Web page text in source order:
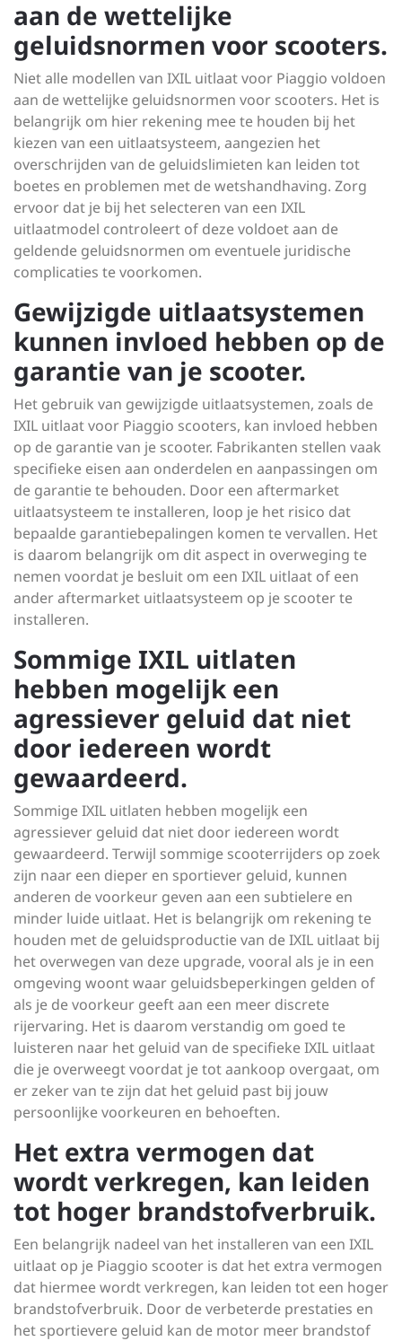
aan de wettelijke
geluidsnormen voor scooters.
Niet alle modellen van IXIL uitlaat voor Piaggio voldoen
aan de wettelijke geluidsnormen voor scooters. Het is
belangrijk om hier rekening mee te houden bij het
kiezen van een uitlaatsysteem, aangezien het
overschrijden van de geluidslimieten kan leiden tot
boetes en problemen met de wetshandhaving. Zorg
ervoor dat je bij het selecteren van een IXIL
uitlaatmodel controleert of deze voldoet aan de
geldende geluidsnormen om eventuele juridische
complicaties te voorkomen.
Gewijzigde uitlaatsystemen
kunnen invloed hebben op de
garantie van je scooter.
Het gebruik van gewijzigde uitlaatsystemen, zoals de
IXIL uitlaat voor Piaggio scooters, kan invloed hebben
op de garantie van je scooter. Fabrikanten stellen vaak
specifieke eisen aan onderdelen en aanpassingen om
de garantie te behouden. Door een aftermarket
uitlaatsysteem te installeren, loop je het risico dat
bepaalde garantiebepalingen komen te vervallen. Het
is daarom belangrijk om dit aspect in overweging te
nemen voordat je besluit om een IXIL uitlaat of een
ander aftermarket uitlaatsysteem op je scooter te
installeren.
Sommige IXIL uitlaten
hebben mogelijk een
agressiever geluid dat niet
door iedereen wordt
gewaardeerd.
Sommige IXIL uitlaten hebben mogelijk een
agressiever geluid dat niet door iedereen wordt
gewaardeerd. Terwijl sommige scooterrijders op zoek
zijn naar een dieper en sportiever geluid, kunnen
anderen de voorkeur geven aan een subtielere en
minder luide uitlaat. Het is belangrijk om rekening te
houden met de geluidsproductie van de IXIL uitlaat bij
het overwegen van deze upgrade, vooral als je in een
omgeving woont waar geluidsbeperkingen gelden of
als je de voorkeur geeft aan een meer discrete
rijervaring. Het is daarom verstandig om goed te
luisteren naar het geluid van de specifieke IXIL uitlaat
die je overweegt voordat je tot aankoop overgaat, om
er zeker van te zijn dat het geluid past bij jouw
persoonlijke voorkeuren en behoeften.
Het extra vermogen dat
wordt verkregen, kan leiden
tot hoger brandstofverbruik.
Een belangrijk nadeel van het installeren van een IXIL
uitlaat op je Piaggio scooter is dat het extra vermogen
dat hiermee wordt verkregen, kan leiden tot een hoger
brandstofverbruik. Door de verbeterde prestaties en
het sportievere geluid kan de motor meer brandstof